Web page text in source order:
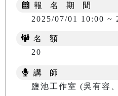
報 名 期 間
2025/07/01 10:00 ~
名 額
20
講 師
鹽池工作室 (吳有容